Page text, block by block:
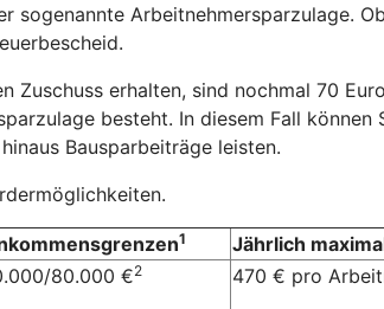
Arbeitnehmersparzulage.
Zuschuss erhalten, sind nochmal 70
besteht. In diesem Fall
Bausparbeiträge leisten.
1 Jährlich
80.000 €2 470 € pro